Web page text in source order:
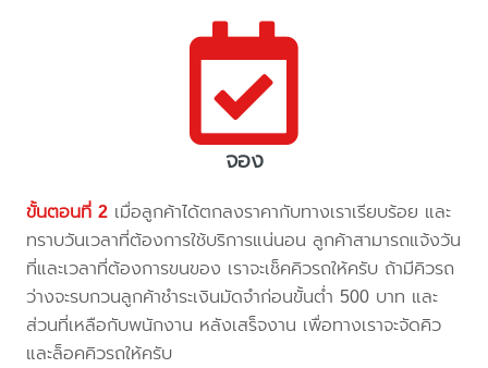
จอง
ขั้นตอนที่ 2 เมื่อลูกค้าได้ตกลงราคากับทางเราเรียบร้อย และ
ทราบวันเวลาที่ต้องการใช้บริการแน่นอน ลูกค้าสามารถแจ้งวัน
ที่และเวลาที่ต้องการขนของ เราจะเช็คคิวรถให้ครับ ถ้ามีคิวรถ
ว่างจะรบกวนลูกค้าชำระเงินมัดจำก่อนขั้นต่ำ 500 บาท และ
ส่วนที่เหลือกับพนักงาน หลังเสร็จงาน เพื่อทางเราจะจัดคิว
และล็อคคิวรถให้ครับ